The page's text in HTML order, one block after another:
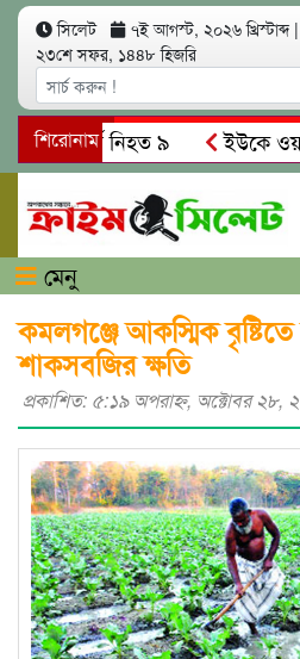
সিলেট ৭ই আগস্ট, ২০২৬ খ্রিস্টাব্দ |
২৩শে সফর, ১৪৪৮ হিজরি
শিরোনামনিহত ৯
ইউকে
গ্রেপ্তারের দাবি স্থানীয়দের
মেনু
কমলগঞ্জে আকস্মিক
শাকসবজির ক্ষতি
প্রকাশিত: ৫:১৯ অপরাহ্ণ, অক্টোবর ২৮,